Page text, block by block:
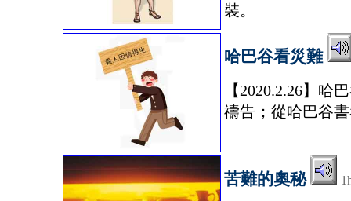
裝。
哈巴谷看災難
【2020.2.26】
禱告；從哈巴谷
苦難的奧秘